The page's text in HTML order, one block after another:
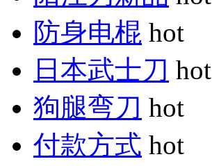
防身电棍 hot
日本武士刀 hot
狗腿弯刀 hot
付款方式 hot